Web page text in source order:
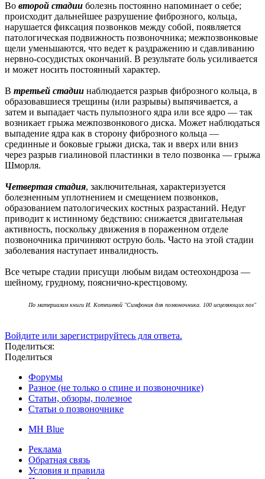
Во второй стадии болезнь постоянно напоминает о себе;
происходит дальнейшее разрушение фиброзного, кольца,
нарушается фиксация позвонков между собой, появляется
патологическая подвижность позвоночника; межпозвонковые
щели уменьшаются, что ведет к раздражению и сдавливанию
нервно-сосудистых окончаний. В результате боль усиливается
и может носить постоянный характер.
В третьей стадии наблюдается разрыв фиброзного кольца, в
образовавшиеся трещины (или разрывы) выпячивается, а
затем и выпадает часть пульпозного ядра или все ядро — так
возникает грыжа межпозвонкового диска. Может наблюдаться
выпадение ядра как в сторону фиброзного кольца —
срединные и боковые грыжи диска, так и вверх или вниз
через разрыв гиалиновой пластинки в тело позвонка — грыжа
Шморля.
Четвертая стадия, заключительная, характеризуется
болезненным уплотнением и смещением позвонков,
образованием патологических костных разрастаний. Недуг
приводит к истинному бедствию: снижается двигательная
активность, поскольку движения в пораженном отделе
позвоночника причиняют острую боль. Часто на этой стадии
заболевания наступает инвалидность.
Все четыре стадии присущи любым видам остеохондроза —
шейному, грудному, пояснично-крестцовому.
По материалам книги И. Котешевой "Симфония для позвоночника. 100 исцеляющих поз"
Войдите или зарегистрируйтесь для ответа.
Поделиться:
Поделиться
Форумы
Разное (не только о спине и позвоночнике)
Статьи, обзоры, полезное
Статьи о позвоночнике
MH Blue
Реклама
Обратная связь
Условия и правила